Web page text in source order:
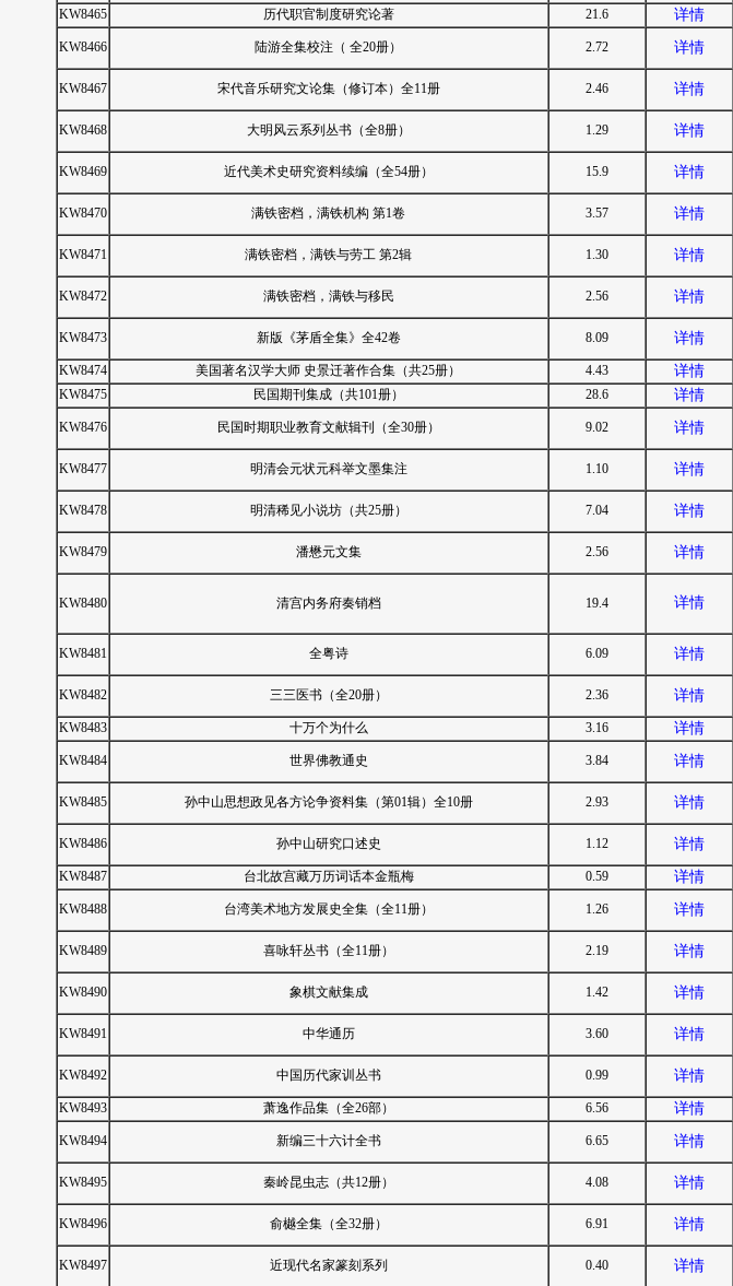
KW8465
历代职官制度研究论著 21.6 详情
KW8466 陆游全集校注（ 全20册） 2.72 详情
KW8467 宋代音乐研究文论集（修订本）全11册 2.46 详情
KW8468 大明风云系列丛书（全8册） 1.29 详情
KW8469 近代美术史研究资料续编（全54册） 15.9 详情
KW8470 满铁密档，满铁机构 第1卷 3.57 详情
KW8471 满铁密档，满铁与劳工 第2辑 1.30 详情
KW8472 满铁密档，满铁与移民 2.56 详情
KW8473 新版《茅盾全集》全42卷 8.09 详情
KW8474
美国著名汉学大师 史景迁著作合集（共25册） 4.43 详情
KW8475
民国期刊集成（共101册） 28.6 详情
KW8476 民国时期职业教育文献辑刊（全30册） 9.02 详情
KW8477 明清会元状元科举文墨集注 1.10 详情
KW8478 明清稀见小说坊（共25册） 7.04 详情
KW8479 潘懋元文集 2.56 详情
KW8480 清宫内务府奏销档 19.4 详情
KW8481 全粤诗 6.09 详情
KW8482 三三医书（全20册） 2.36 详情
KW8483
十万个为什么 3.16 详情
KW8484 世界佛教通史 3.84 详情
KW8485 孙中山思想政见各方论争资料集（第01辑）全10册 2.93 详情
KW8486 孙中山研究口述史 1.12 详情
KW8487
台北故宫藏万历词话本金瓶梅 0.59 详情
KW8488 台湾美术地方发展史全集（全11册） 1.26 详情
KW8489 喜咏轩丛书（全11册） 2.19 详情
KW8490 象棋文献集成 1.42 详情
KW8491 中华通历 3.60 详情
KW8492 中国历代家训丛书 0.99 详情
KW8493
萧逸作品集（全26部） 6.56 详情
KW8494 新编三十六计全书 6.65 详情
KW8495 秦岭昆虫志（共12册） 4.08 详情
KW8496 俞樾全集（全32册） 6.91 详情
KW8497 近现代名家篆刻系列 0.40 详情